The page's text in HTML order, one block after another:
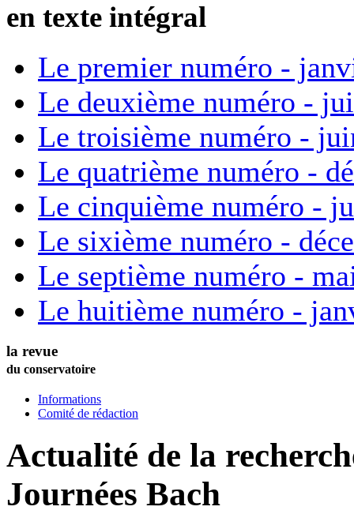
en texte intégral
Le premier numéro -
Le deuxième numéro -
Le troisième numéro -
Le quatrième numéro -
Le cinquième numéro -
Le sixième numéro -
Le septième numéro -
Le huitième numéro -
la revue
du conservatoire
Informations
Comité de rédaction
Actualité de la
Journées Bach